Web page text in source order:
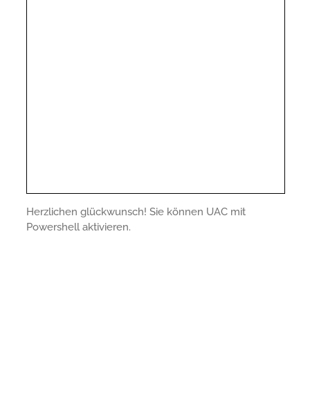
Herzlichen glückwunsch! Sie können UAC mit
Powershell aktivieren.